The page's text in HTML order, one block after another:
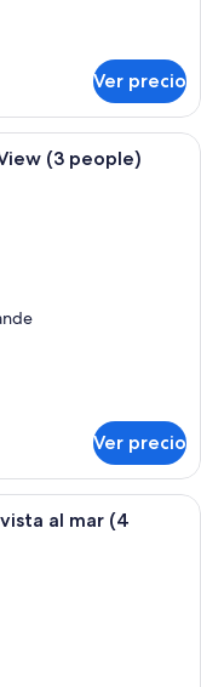
Ver precio
con cama, una mesita
(3 people)
Ver precio
con cama, una mesita
al mar (4